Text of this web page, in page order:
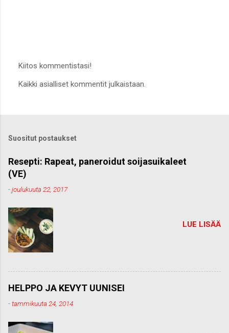
ä
o
m
e
n
Kiitos kommentistasi!
Kaikki asialliset kommentit julkaistaan.
Suositut postaukset
Resepti: Rapeat, paneroidut soijasuikaleet
(VE)
-joulukuuta 22, 2017
LUE LISÄÄ
HELPPO JA KEVYT UUNISEI
-tammikuuta 24, 2014